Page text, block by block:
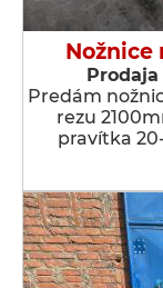
Nožnice
Predám
rezu
pravítka